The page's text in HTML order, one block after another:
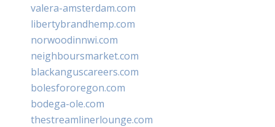
valera-amsterdam.com
libertybrandhemp.com
norwoodinnwi.com
neighboursmarket.com
blackanguscareers.com
bolesfororegon.com
bodega-ole.com
thestreamlinerlounge.com